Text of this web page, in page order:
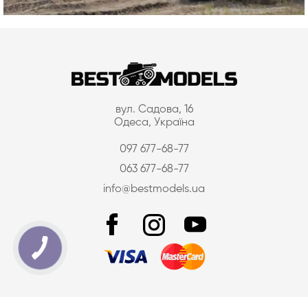
вул. Садова, 16
Одеса, Україна
097 677-68-77
063 677-68-77
info@bestmodels.ua